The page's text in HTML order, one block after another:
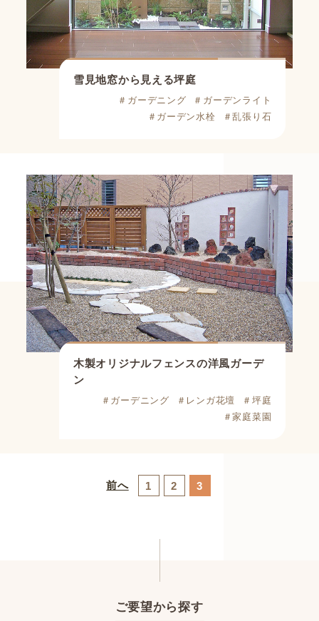
雪見地窓から見える坪庭
＃ガーデニング
＃ガーデンライト
＃ガーデン水栓
＃乱張り石
木製オリジナルフェンスの洋風ガーデ
ン
＃ガーデニング ＃レンガ花壇
＃坪庭
＃家庭菜園
前へ 1 2 3
ご要望から探す